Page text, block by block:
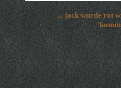
... jack wurde rot